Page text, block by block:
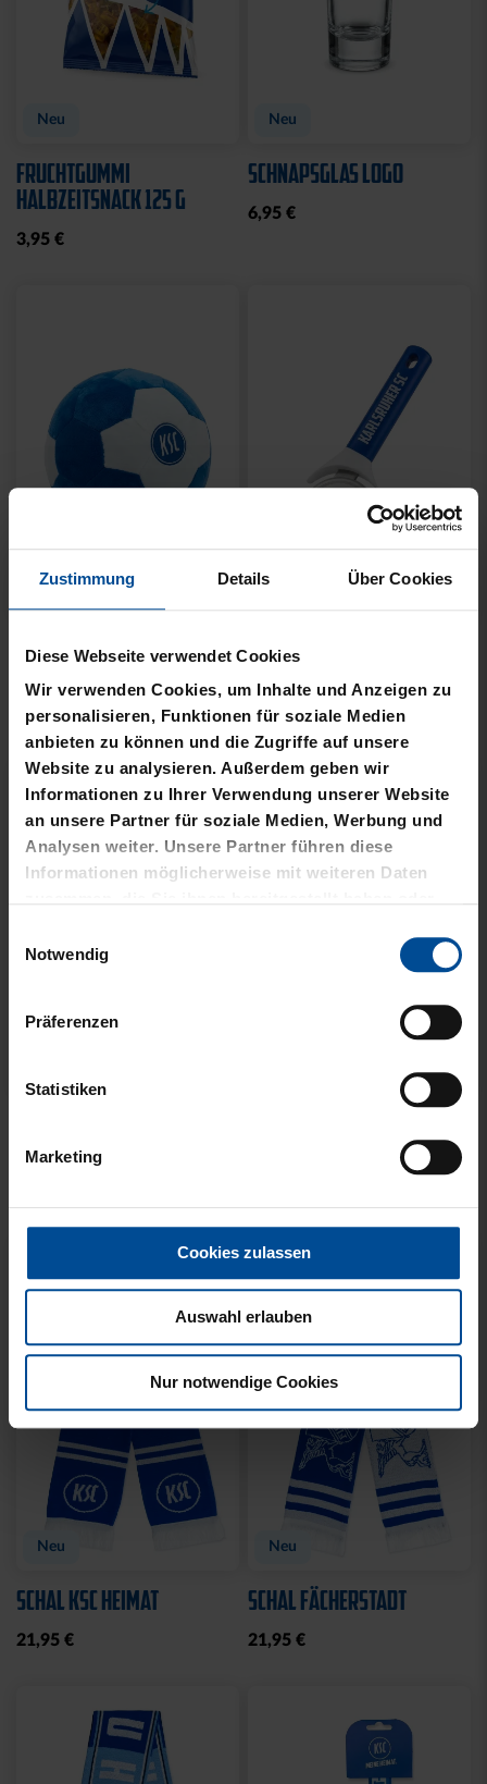
Zustimmung Details Über Cookies
Diese Webseite verwendet Cookies
Wir verwenden Cookies, um Inhalte und Anzeigen zu
personalisieren, Funktionen für soziale Medien
anbieten zu können und die Zugriffe auf unsere
Website zu analysieren. Außerdem geben wir
Informationen zu Ihrer Verwendung unserer Website
an unsere Partner für soziale Medien, Werbung und
Analysen weiter. Unsere Partner führen diese
Informationen möglicherweise mit weiteren Daten
gesammelt haben.
Notwendig
Präferenzen
Statistiken
Marketing
Cookies zulassen
Auswahl erlauben
Nur notwendige Cookies
Neu
FRUCHTGUMMI
HALBZEITSNACK 125 G
3,95 €
Neu
SCHNAPSGLAS LOGO
6,95 €
PLÜSCHBALL LOGO
GROSS
14,95 €
PIZZASCHNEIDER KSC
12,95 €
KIDS
Neu
SCHAL KSC HEIMAT
21,95 €
Neu
SCHAL FÄCHERSTADT
21,95 €